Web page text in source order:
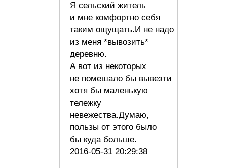
Я сельский житель
и мне комфортно себя
таким ощущать.И не надо
из меня *вывозить*
деревню.
А вот из некоторых
не помешало бы вывезти
хотя бы маленькую
тележку
невежества.Думаю,
пользы от этого было
бы куда больше.
2016-05-31 20:29:38